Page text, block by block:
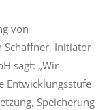
von
Schaffner, Initiator
sagt: „Wir
Entwicklungsstufe
Speicherung